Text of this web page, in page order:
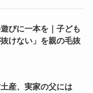
びに一本を｜子ども
けない」を親の毛抜
産、実家の父には